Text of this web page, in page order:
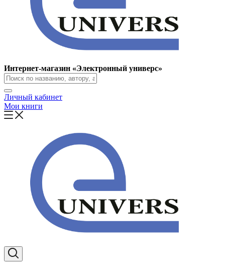
Интернет-магазин «Электронный универс»
Личный кабинет
Мои книги